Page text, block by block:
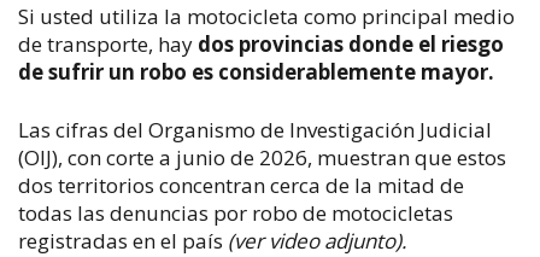
Si usted utiliza la motocicleta como principal medio
de transporte, hay dos provincias donde el riesgo
de sufrir un robo es considerablemente mayor.
Las cifras del Organismo de Investigación Judicial
(OIJ), con corte a junio de 2026, muestran que estos
dos territorios concentran cerca de la mitad de
todas las denuncias por robo de motocicletas
registradas en el país (ver video adjunto).